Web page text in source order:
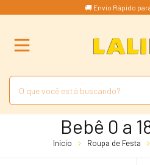
🚚 Envio Rápido
Bebê 0 a
Início Roupa de Festa